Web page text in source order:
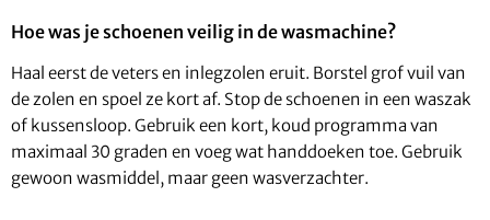
Hoe was je schoenen veilig in de wasmachine?
Haal eerst de veters en inlegzolen eruit. Borstel grof vuil van
de zolen en spoel ze kort af. Stop de schoenen in een waszak
of kussensloop. Gebruik een kort, koud programma van
maximaal 30 graden en voeg wat handdoeken toe. Gebruik
gewoon wasmiddel, maar geen wasverzachter.